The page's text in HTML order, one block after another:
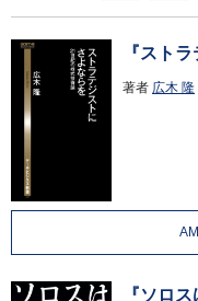
『スト
著者 広木 隆
『ソロ